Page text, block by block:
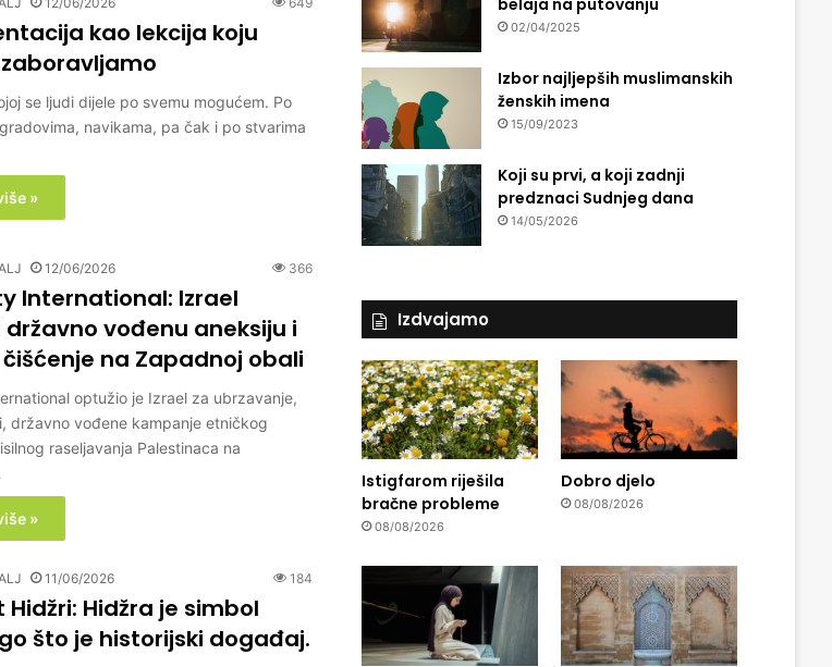
kao lekcija koju
se ljudi dijele po svemu mogućem. Po
navikama, pa čak i po stvarima
»
12/06/2026 366
International: Izrael
vođenu aneksiju i
na Zapadnoj obali
optužio je Izrael za ubrzavanje,
državno vođene kampanje etničkog
raseljavanja Palestinaca na
»
11/06/2026 184
Hidžri: Hidžra je simbol
što je historijski događaj.
belaja na putovanju
02/04/2025
Izbor najljepših muslimanskih
ženskih imena
15/09/2023
Koji su prvi, a koji zadnji
predznaci Sudnjeg dana
14/05/2026
Izdvajamo
Istigfarom riješila
bračne probleme
08/08/2026
Dobro djelo
08/08/2026